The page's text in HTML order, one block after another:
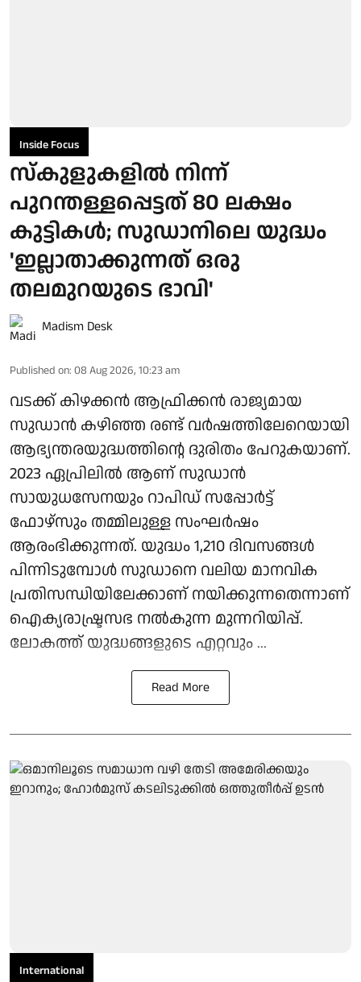
Inside Focus
സ്‌കുളുകളില്‍ നിന്ന്
പുറന്തള്ളപ്പെട്ടത് 80 ലക്ഷം
കുട്ടികള്‍; സുഡാനിലെ യുദ്ധം
'ഇല്ലാതാക്കുന്നത് ഒരു
തലമുറയുടെ ഭാവി'
Madism Desk
Published on: 08 Aug 2026, 10:23 am
വടക്ക് കിഴക്കന്‍ ആഫ്രിക്കന്‍ രാജ്യമായ
സുഡാന്‍ കഴിഞ്ഞ രണ്ട് വര്‍ഷത്തിലേറെയായി
ആഭ്യന്തരയുദ്ധത്തിന്റെ ദുരിതം പേറുകയാണ്.
2023 ഏപ്രിലില്‍ ആണ് സുഡാന്‍
സായുധസേനയും റാപിഡ് സപ്പോര്‍ട്ട്
ഫോഴ്സും തമ്മിലുള്ള സംഘർഷം
ആരംഭിക്കുന്നത്. യുദ്ധം 1,210 ദിവസങ്ങള്‍
പിന്നിടുമ്പോൾ സുഡാനെ വലിയ മാനവിക
പ്രതിസന്ധിയിലേക്കാണ് നയിക്കുന്നതെന്നാണ്
ഐക്യരാഷ്ട്രസഭ നല്‍കുന്ന മുന്നറിയിപ്പ്.
ലോകത്ത് യുദ്ധങ്ങളുടെ എറ്റവും ...
Read More
International